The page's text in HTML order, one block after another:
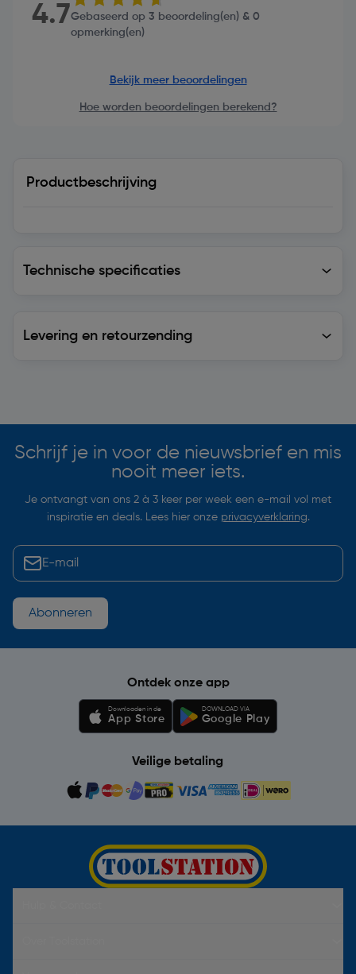
4.7Gebaseerd op 3 beoordeling(en) & 0
opmerking(en)
Bekijk meer beoordelingen
Hoe worden beoordelingen berekend?
Productbeschrijving
Technische specificaties
Levering en retourzending
Schrijf je in voor de nieuwsbrief en mis
nooit meer iets.
Je ontvangt van ons 2 à 3 keer per week een e-mail vol met
inspiratie en deals. Lees hier onze privacyverklaring.
Abonneren
Ontdek onze app
Downloaden in de
App Store
DOWNLOAD VIA
Google Play
Veilige betaling